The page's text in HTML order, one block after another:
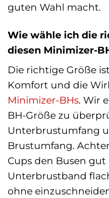
guten Wahl macht.
Wie wähle ich die
diesen Minimizer-
Die richtige Größe
Komfort und die
Minimizer-BHs. Wir
BH-Größe zu
Unterbrustumfang
Brustumfang.
Cups den Busen
Unterbrustband
ohne